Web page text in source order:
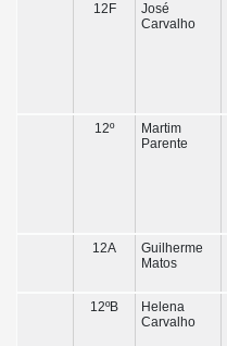
12F
José
Carvalho
12º
Martim
Parente
12A
Guilherme
Matos
12ºB
Helena
Carvalho